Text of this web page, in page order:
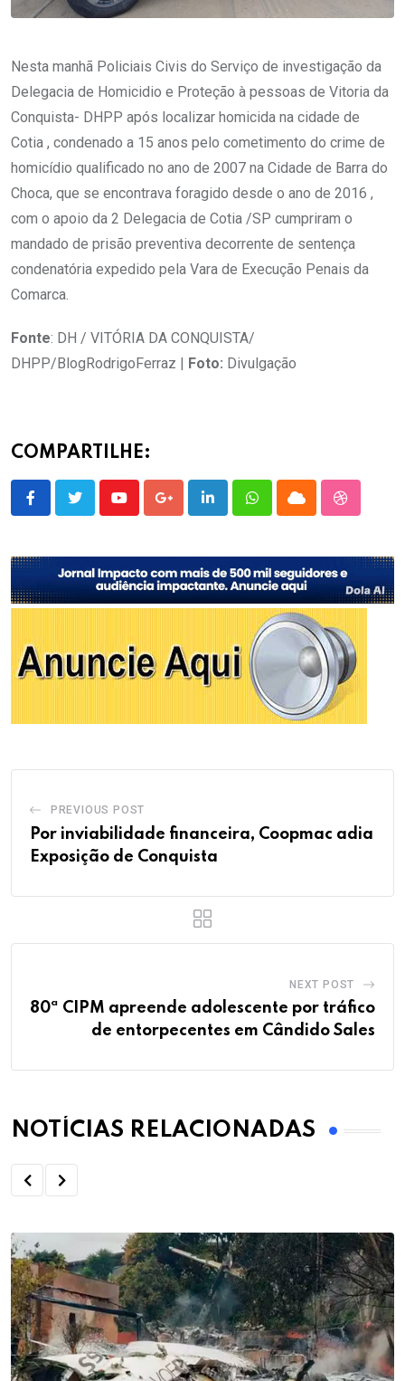
Nesta manhã Policiais Civis do Serviço de investigação da
Delegacia de Homicidio e Proteção à pessoas de Vitoria da
Conquista- DHPP após localizar homicida na cidade de
Cotia , condenado a 15 anos pelo cometimento do crime de
homicídio qualificado no ano de 2007 na Cidade de Barra do
Choca, que se encontrava foragido desde o ano de 2016 ,
com o apoio da 2 Delegacia de Cotia /SP cumpriram o
mandado de prisão preventiva decorrente de sentença
condenatória expedido pela Vara de Execução Penais da
Comarca.
Fonte: DH / VITÓRIA DA CONQUISTA/
DHPP/BlogRodrigoFerraz | Foto: Divulgação
COMPARTILHE:
YoutubeGoogle+LinkedInWhatsappCloud
PREVIOUS POST
Por inviabilidade financeira, Coopmac adia
Exposição de Conquista
NEXT POST
80ª CIPM apreende adolescente por tráfico
de entorpecentes em Cândido Sales
NOTÍCIAS RELACIONADAS